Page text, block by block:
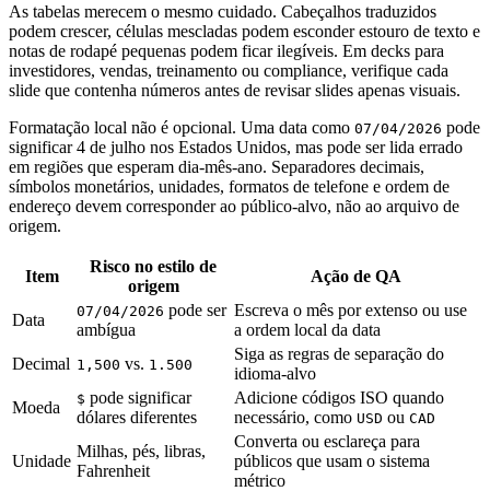
As tabelas merecem o mesmo cuidado. Cabeçalhos traduzidos
podem crescer, células mescladas podem esconder estouro de texto e
notas de rodapé pequenas podem ficar ilegíveis. Em decks para
investidores, vendas, treinamento ou compliance, verifique cada
slide que contenha números antes de revisar slides apenas visuais.
Formatação local não é opcional. Uma data como 07/04/2026 pode
significar 4 de julho nos Estados Unidos, mas pode ser lida errado
em regiões que esperam dia-mês-ano. Separadores decimais,
símbolos monetários, unidades, formatos de telefone e ordem de
endereço devem corresponder ao público-alvo, não ao arquivo de
origem.
Item
Risco no estilo de
origem
Ação de QA
Data 07/04/2026 pode ser
ambígua
Escreva o mês por extenso ou use
a ordem local da data
Decimal 1,500 vs. 1.500
Siga as regras de separação do
idioma-alvo
Moeda
$ pode significar
dólares diferentes
Adicione códigos ISO quando
necessário, como USD ou CAD
Unidade
Milhas, pés, libras,
Fahrenheit
Converta ou esclareça para
públicos que usam o sistema
métrico